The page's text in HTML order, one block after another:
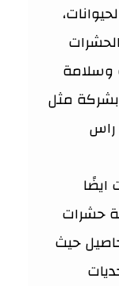
وسلامة
بشركة مثل
حشرات
حيث